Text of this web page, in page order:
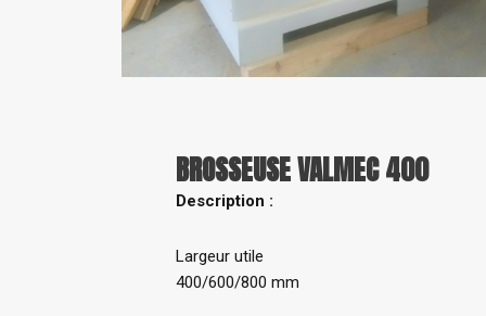
BROSSEUSE VALMEC 400
Description :
Largeur utile
400/600/800 mm